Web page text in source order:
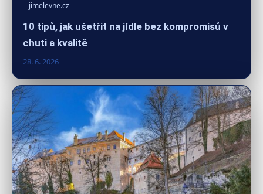
jimelevne.cz
10 tipů, jak ušetřit na jídle bez kompromisů v
chuti a kvalitě
28. 6. 2026